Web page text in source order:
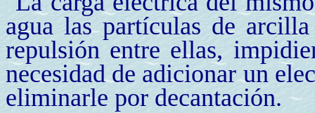
agua las partículas de
repulsión entre ellas,
necesidad de adicionar un
eliminarle por decantación.